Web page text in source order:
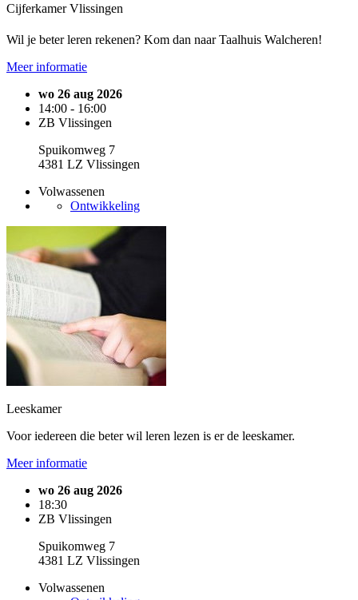
Cijferkamer Vlissingen
Wil je beter leren rekenen? Kom dan naar Taalhuis Walcheren!
Meer informatie
wo 26 aug 2026
14:00 - 16:00
ZB Vlissingen
Spuikomweg 7
4381 LZ Vlissingen
Volwassenen
Ontwikkeling
Leeskamer
Voor iedereen die beter wil leren lezen is er de leeskamer.
Meer informatie
wo 26 aug 2026
18:30
ZB Vlissingen
Spuikomweg 7
4381 LZ Vlissingen
Volwassenen